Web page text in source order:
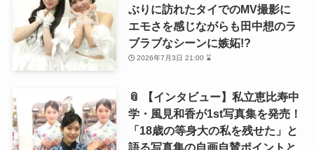
ぶりに訪れたタイでのMV撮影に
エモさを感じながらも田中想のラ
ブラブなシーンに嫉妬!?
2026年7月3日 21:00 ⌛
📎 【インタビュー】私立恵比寿中
学・風見和香が1st写真集を発売！
「18歳の等身大の私を残せた」と
語る写真集の自画自賛ポイントと